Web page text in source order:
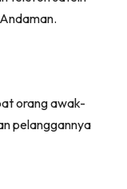
orang awak-
pelanggannya